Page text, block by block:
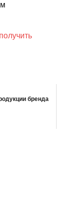
получить
бренда